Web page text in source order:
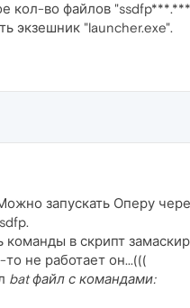
кол-во файлов
экзешник "launcher.exe".
запускать Оперу
в скрипт
не работает он...(((
bat файл с командами: